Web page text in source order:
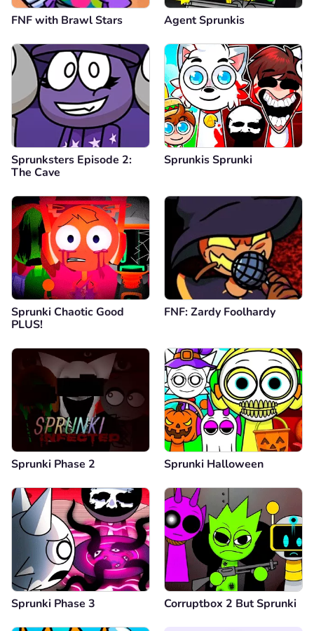
FNF with Brawl Stars Agent Sprunkis
Sprunksters Episode 2:
The Cave
Sprunkis Sprunki
Sprunki Chaotic Good
PLUS!
FNF: Zardy Foolhardy
Sprunki Phase 2 Sprunki Halloween
Sprunki Phase 3 Corruptbox 2 But Sprunki